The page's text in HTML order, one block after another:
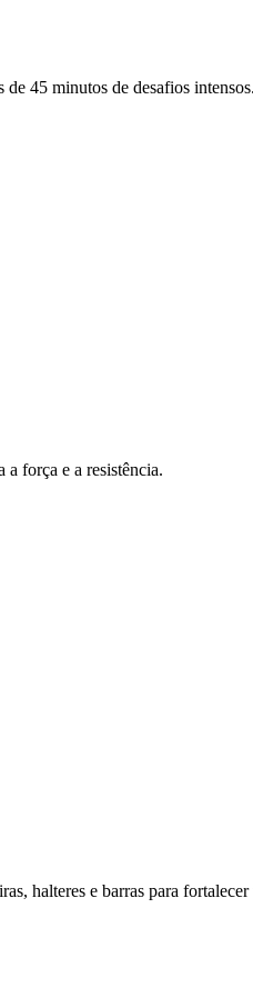
de 45 minutos de desafios intensos.
força e a resistência.
halteres e barras para